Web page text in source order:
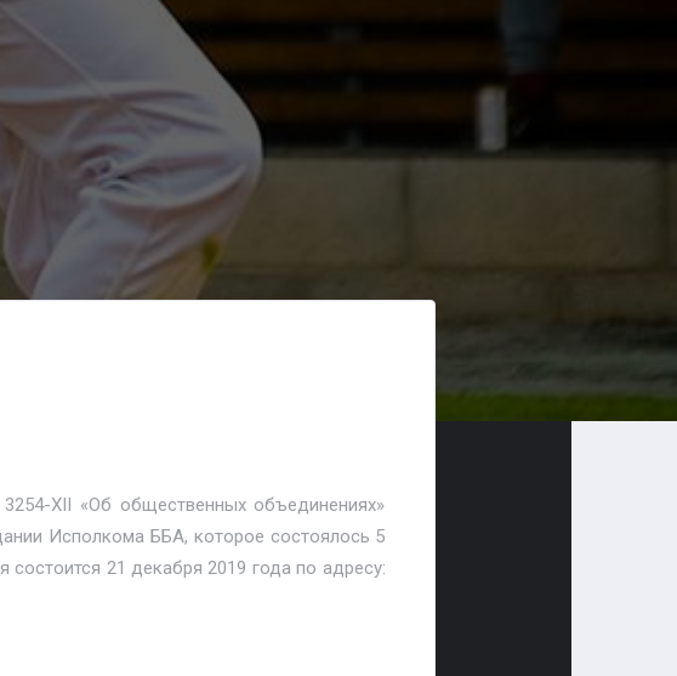
XII «Об общественных объединениях»
Исполкома ББА, которое состоялось 5
21 декабря 2019 года по адресу: